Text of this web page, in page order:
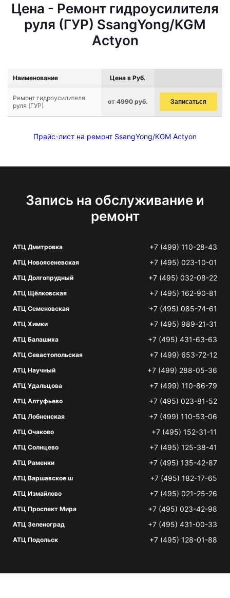
Цена - Ремонт гидроусилителя
руля (ГУР) SsangYong/KGM
Actyon
Наименование Цена в Руб.
Ремонт гидроусилителя
руля (ГУР)
от 4990 руб. Записаться
Прайс-лист на ремонт SsangYong/KGM Actyon
Запись на обслуживание и
ремонт
АТЦ Дмитровка +7 (499) 110-28-43
АТЦ Новоясеневская +7 (495) 023-10-01
АТЦ Долгопрудный +7 (495) 032-08-22
АТЦ Щёлковская +7 (495) 162-90-81
АТЦ Семеновская +7 (495) 085-74-61
АТЦ Химки +7 (495) 989-21-31
АТЦ Балашиха +7 (495) 431-63-63
АТЦ Севастопольская +7 (499) 653-72-12
АТЦ Научный +7 (499) 288-05-36
АТЦ Удальцова +7 (499) 110-86-79
АТЦ Алтуфьево +7 (495) 023-81-52
АТЦ Лобненская +7 (499) 110-53-06
АТЦ Очаково +7 (495) 152-31-11
АТЦ Солнцево +7 (495) 125-38-41
АТЦ Раменки +7 (495) 135-42-87
АТЦ Варшавское ш +7 (495) 182-17-65
АТЦ Измайлово +7 (495) 021-25-26
АТЦ Проспект Мира +7 (495) 023-42-98
АТЦ Зеленоград +7 (495) 431-00-33
АТЦ Подольск +7 (495) 128-01-88